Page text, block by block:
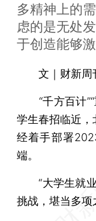
多精神上的
虑的是无处
于创造能够
文｜财新周
“千方百计”“
学生春招临近
经着手部署
端。
“大学生就业
挑战，堪当多项